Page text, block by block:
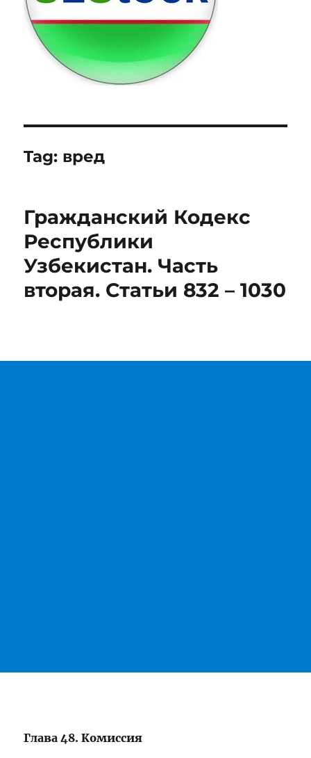
Tag: вред
Гражданский Кодекс
Республики
Узбекистан. Часть
вторая. Статьи 832 – 1030
Глава 48. Комиссия